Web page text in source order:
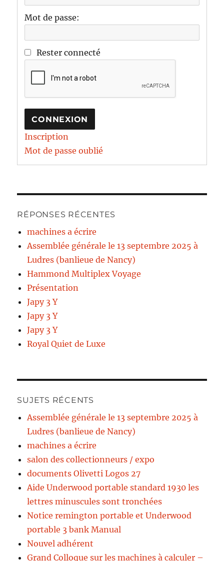
Mot de passe:
Rester connecté
CONNEXION
Inscription
Mot de passe oublié
RÉPONSES RÉCENTES
machines a écrire
Assemblée générale le 13 septembre 2025 à
Ludres (banlieue de Nancy)
Hammond Multiplex Voyage
Présentation
Japy 3 Y
Japy 3 Y
Japy 3 Y
Royal Quiet de Luxe
SUJETS RÉCENTS
Assemblée générale le 13 septembre 2025 à
Ludres (banlieue de Nancy)
machines a écrire
salon des collectionneurs / expo
documents Olivetti Logos 27
Aide Underwood portable standard 1930 les
lettres minuscules sont tronchées
Notice remington portable et Underwood
portable 3 bank Manual
Nouvel adhérent
Grand Colloque sur les machines à calculer –